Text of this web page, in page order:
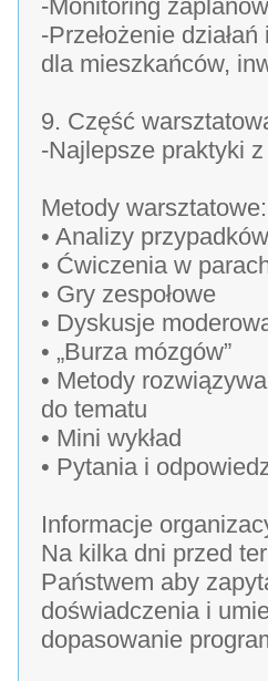
-Monitoring
-Przełożenie
dla mieszkańców,
9. Część
-Najlepsze praktyki
Metody warsztatowe:
• Analizy przypadków
• Ćwiczenia w
• Gry zespołowe
• Dyskusje
• „Burza mózgów”
• Metody
do tematu
• Mini wykład
• Pytania i
Informacje
Na kilka dni przed
Państwem aby
doświadczenia i
dopasowanie